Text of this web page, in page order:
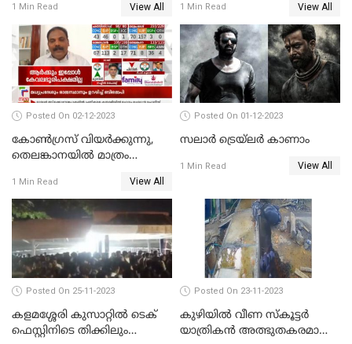
ആരോപണത്തിൽ
അന്വേഷണം
1 Min Read View All
നടപടികളുമായി ഡിജിപി
1 Min Read View All
Posted On 02-12-2023
കോണ്‍ഗ്രസ് വിയര്‍ക്കുന്നു,
തെലങ്കാനയില്‍ മാത്രം
1 Min Read View All
Posted On 01-12-2023
സലാര്‍ ട്രെയ്‌ലർ കാണാം
1 Min Read View All
Posted On 25-11-2023
കളമശ്ശേരി കുസാറ്റില്‍ ടെക്
ഫെസ്റ്റിനിടെ തിക്കിലും
Posted On 23-11-2023
കുഴിയിൽ വീണ സ്കൂട്ടർ
യാത്രികൻ അത്ഭുതകരമായി